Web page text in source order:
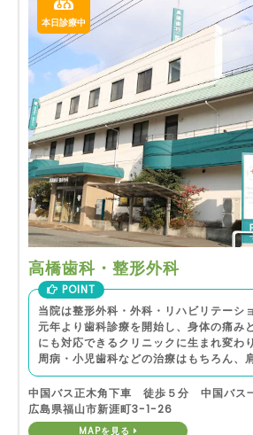
本日診療中
高橋歯科・整形外科
POINT
当院は整形外科・外科・リハビリテーシ
元年より歯科診療を開始し、身体の痛み
にも対応できるクリニックに生まれ変わ
周病・小児歯科などの治療はもちろん、
中国バス正木角下車 徒歩５分 中国バス
広島県福山市新涯町3-1-26
MAPを見る